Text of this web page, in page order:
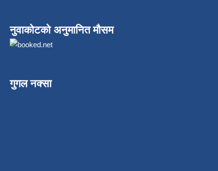
नुवाकोटको अनुमानित मौसम
गुगल नक्सा